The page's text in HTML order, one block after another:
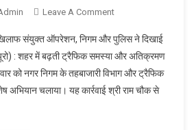
Leave A CommentOn जालंधर में
संयुक्त ऑपरेशन, निगम
और पुलिस ने दिखाई
सख्ती
संयुक्त ऑपरेशन, निगम और पुलिस ने दिखाई
: शहर में बढ़ती ट्रैफिक समस्या और अतिक्रमण
को नगर निगम के तहबाजारी विभाग और ट्रैफिक
चलाया। यह कार्रवाई श्री राम चौक से